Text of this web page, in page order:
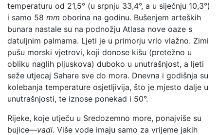
temperaturu od 21,5° (u srpnju 33,4°, a u siječnju 10,3°)
i samo 58 mm oborina na godinu. Bušenjem arteških
bunara nastale su na podnožju Atlasa nove oaze s
datuljnim palmama. Ljeti je u primorju vrlo vlažno. Zimi
pušu morski vjetrovi, koji donose kišu (pretežno u
obliku naglih pljuskova) duboko u unutrašnjost, a ljeti
seže utjecaj Sahare sve do mora. Dnevna i godišnja su
kolebanja temperature osjetljivija, što je mjesto dalje u
unutrašnjosti, te iznose ponekad i 50°.
Rijeke, koje utječu u Sredozemno more, ponajviše su
bujice—vadi. Više vode imaju samo za vrijeme jakih